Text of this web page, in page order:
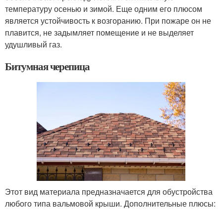
температуру осенью и зимой. Еще одним его плюсом
является устойчивость к возгоранию. При пожаре он не
плавится, не задымляет помещение и не выделяет
удушливый газ.
Битумная черепица
Этот вид материала предназначается для обустройства
любого типа вальмовой крыши. Дополнительные плюсы: